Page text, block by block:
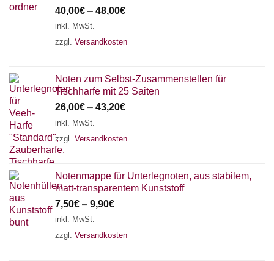
40,00€ – 48,00€
inkl. MwSt.
zzgl. Versandkosten
Noten zum Selbst-Zusammenstellen für
Tischharfe mit 25 Saiten
26,00€ – 43,20€
inkl. MwSt.
zzgl. Versandkosten
Notenmappe für Unterlegnoten, aus stabilem,
matt-transparentem Kunststoff
7,50€ – 9,90€
inkl. MwSt.
zzgl. Versandkosten